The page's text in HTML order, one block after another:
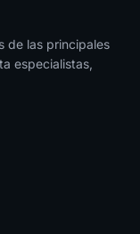
de las principales
especialistas,